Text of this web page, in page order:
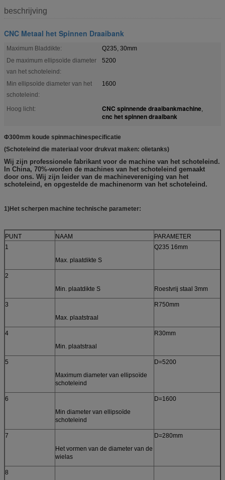
beschrijving
CNC Metaal het Spinnen Draaibank
Maximum Bladdikte:
Q235, 30mm
De maximum ellipsoïde diameter
van het schoteleind:
5200
Min ellipsoïde diameter van het
schoteleind:
1600
Hoog licht: CNC spinnende draaibankmachine,
cnc het spinnen draaibank
Φ300mm koude spinmachinespecificatie
(Schoteleind die materiaal voor drukvat maken: olietanks)
Wij zijn professionele fabrikant voor de machine van het schoteleind.
In China, 70%-worden de machines van het schoteleind gemaakt
door ons. Wij zijn leider van de machinevereniging van het
schoteleind, en opgestelde de machinenorm van het schoteleind.
1)Het scherpen machine technische parameter:
PUNT NAAM
PARAMETER
1
Max. plaatdikte S
Q235 16mm
2
Min. plaatdikte S
Roestvrij staal 3mm
3
Max. plaatstraal
R750mm
4
Min. plaatstraal
R30mm
5
Maximum diameter van ellipsoïde
schoteleind
D=5200
6
Min diameter van ellipsoïde
schoteleind
D=1600
7
Het vormen van de diameter van de
wielas
D=280mm
8